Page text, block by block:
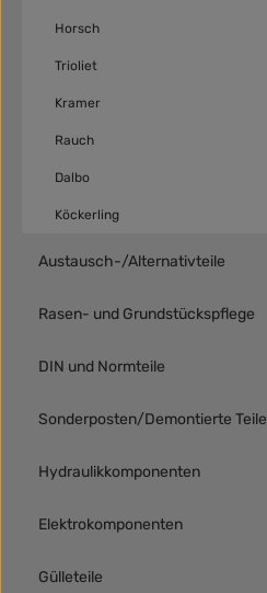
Horsch
Trioliet
Kramer
Rauch
Dalbo
Köckerling
Austausch-/Alternativteile
Rasen- und Grundstückspflege
DIN und Normteile
Sonderposten/Demontierte Teile
Hydraulikkomponenten
Elektrokomponenten
Gülleteile